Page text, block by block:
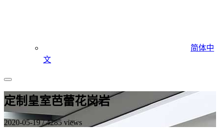
简体中
文
定制皇室芭蕾花岗岩
2020-05-19 / 4285 views